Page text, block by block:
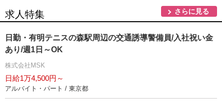
求人特集 さらに見る
日勤・有明テニスの森駅周辺の交通誘導警備員/入社祝い金
あり/週1日～OK
株式会社MSK
日給1万4,500円～
アルバイト・パート / 東京都